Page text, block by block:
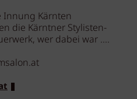
Innung Kärnten
die Kärntner Stylisten-
wer dabei war ....